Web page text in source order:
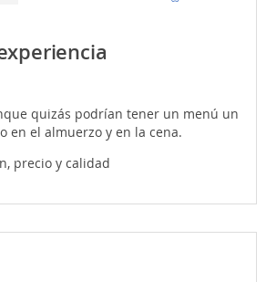
quizás podrían tener un menú un
en el almuerzo y en la cena.
precio y calidad